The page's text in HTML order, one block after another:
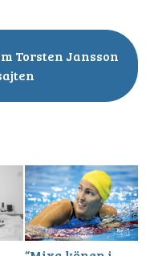
Torsten Jansson